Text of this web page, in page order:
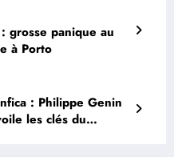
grosse panique au
à Porto
: Philippe Genin
les clés du